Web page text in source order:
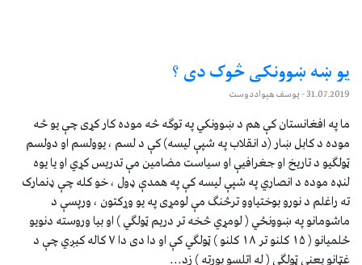
یو ښه ښوونکی څوک دی ؟
31.07.2019- یوسف هېواددوست
ما په افغانستان کې هم د ښوونکي په توګه څه موده کار کړی چې یو څه
موده د کابل ښار (د انقلاب په شپې لیسه) کې د لسم ، یوولسم او دولسم
ټولګیو د تاریخ او جغرافیې او سیاست مضامین مې تدریس کړي او یا یوه
لنډه موده د انصاري په شپې لیسه کې په همدې ډول ، خو کله چې ډنمارک
ته راغلم د نورو بوختیاوو ترڅنګ مې لومړی په یو وړکتون ، ورپسې د
ماشومانو په ښوونځي ( لومړي څخه تر دریم ټولګي ) او بیا وروسته دنویو
ځلمیانو ( ۱۵ کلنو تر ۱۸ کلنو ) ټولګي کې او دا دی دا ۷ کاله کیږي چې د
غټانو یعنی ټولګی ( له اتلسو پورته ) زد...